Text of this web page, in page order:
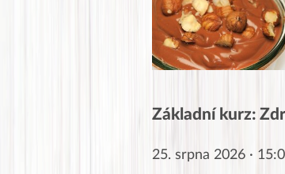
Základní kurz:
25. srpna 2026 ·